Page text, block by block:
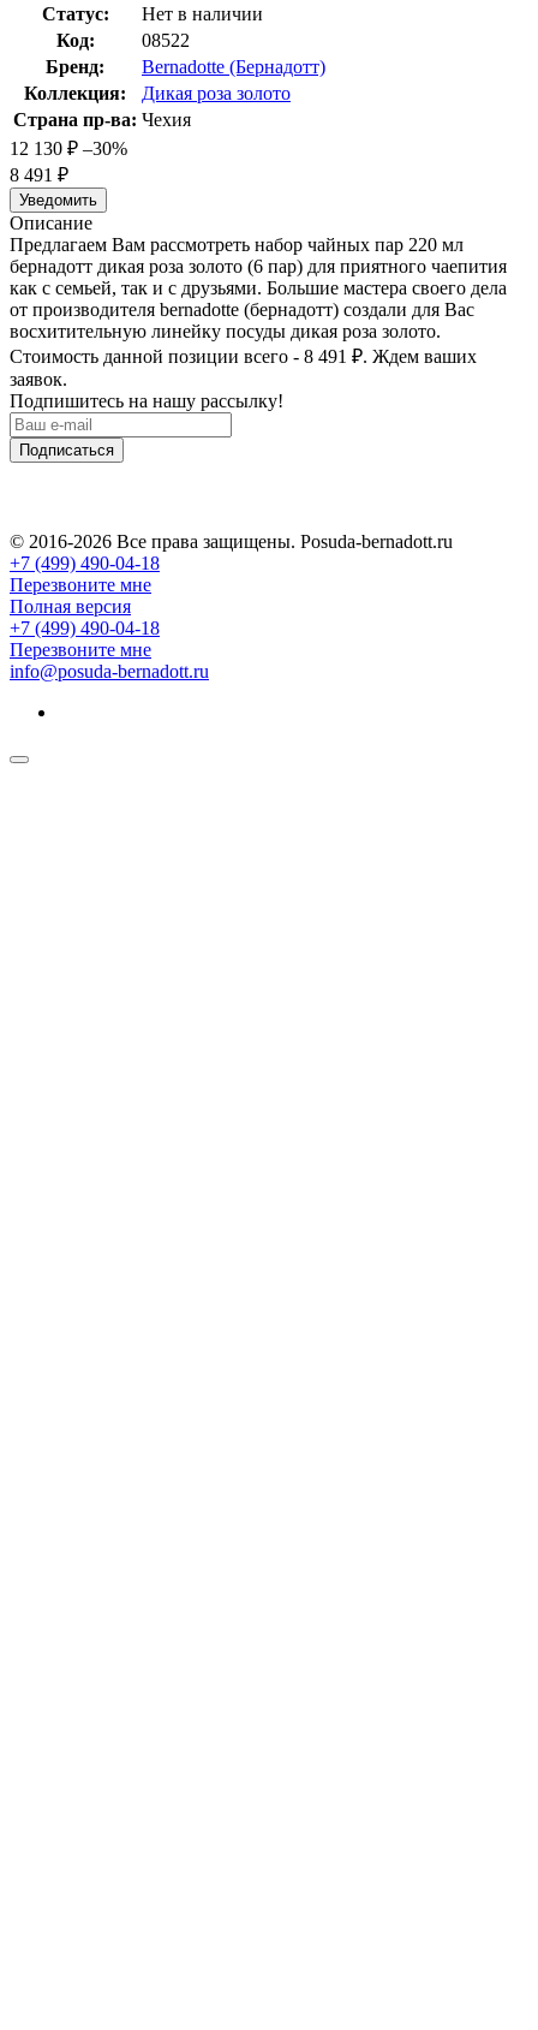
Статус:
Нет в наличии
Код:
08522
Бренд:
Bernadotte (Бернадотт)
Коллекция:
Дикая роза золото
Страна пр-ва: Чехия
12 130 ₽ –30%
8 491 ₽
Уведомить
Описание
Предлагаем Вам рассмотреть набор чайных пар 220 мл
бернадотт дикая роза золото (6 пар) для приятного чаепития
как с семьей, так и с друзьями. Большие мастера своего дела
от производителя bernadotte (бернадотт) создали для Вас
восхитительную линейку посуды дикая роза золото.
Стоимость данной позиции всего - 8 491 ₽. Ждем ваших
заявок.
Подпишитесь на нашу рассылку!
Подписаться
© 2016-2026 Все права защищены. Posuda-bernadott.ru
+7 (499) 490-04-18
Перезвоните мне
Полная версия
+7 (499) 490-04-18
Перезвоните мне
info@posuda-bernadott.ru